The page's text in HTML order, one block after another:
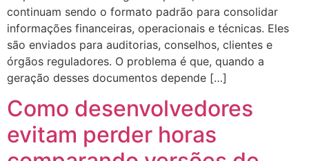
continuam sendo o formato padrão para consolidar
informações financeiras, operacionais e técnicas. Eles
são enviados para auditorias, conselhos, clientes e
órgãos reguladores. O problema é que, quando a
geração desses documentos depende […]
Como desenvolvedores
evitam perder horas